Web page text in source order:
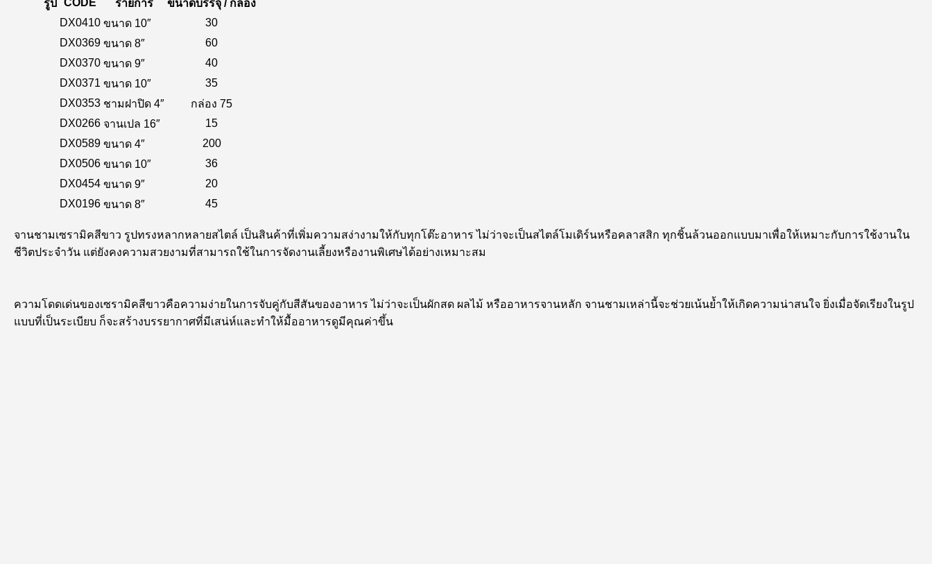
รูป รายการ
ขนาดบรรจุ / กล่อง
DX0410 ขนาด 10″
30
DX0369 ขนาด 8″
60
DX0370 ขนาด 9″
40
DX0371 ขนาด 10″
35
DX0353 ชามฝาปิด 4″
กล่อง 75
DX0266 จานเปล 16″
15
DX0589 ขนาด 4″
200
DX0506 ขนาด 10″
36
DX0454 ขนาด 9″
20
DX0196 ขนาด 8″ 45
จานชามเซรามิคสีขาว รูปทรงหลากหลายสไตล์ เป็นสินค้าที่เพิ่มความสง่างามให้กับทุกโต๊ะอาหาร ไม่ว่าจะเป็นสไตล์โมเดิร์นหรือคลาสสิก ทุกชิ้นล้วนออกแบบมาเพื่อให้เหมาะกับการใช้งานใน
ชีวิตประจำวัน แต่ยังคงความสวยงามที่สามารถใช้ในการจัดงานเลี้ยงหรืองานพิเศษได้อย่างเหมาะสม
ความโดดเด่นของเซรามิคสีขาวคือความง่ายในการจับคู่กับสีสันของอาหาร ไม่ว่าจะเป็นผักสด ผลไม้ หรืออาหารจานหลัก จานชามเหล่านี้จะช่วยเน้นย้ำให้เกิดความน่าสนใจ ยิ่งเมื่อจัดเรียงในรูป
แบบที่เป็นระเบียบ ก็จะสร้างบรรยากาศที่มีเสน่ห์และทำให้มื้ออาหารดูมีคุณค่าขึ้น